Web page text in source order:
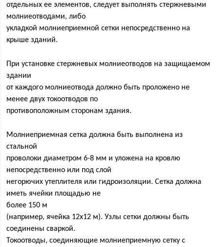
отдельных ее элементов, следует выполнять стержневыми
молниеотводами, либо
укладкой молниеприемной сетки непосредственно на
крыше зданий.
При установке стержневых молниеотводов на защищаемом
здании
от каждого молниеотвода должно быть проложено не
менее двух токоотводов по
противоположным сторонам здания.
Молниеприемная сетка должна быть выполнена из
стальной
проволоки диаметром 6-8 мм и уложена на кровлю
непосредственно или под слой
негорючих утеплителя или гидроизоляции. Сетка должна
иметь ячейки площадью не
более 150 м
(например, ячейка 12х12 м). Узлы сетки должны быть
соединены сваркой.
Токоотводы, соединяющие молниеприемную сетку с